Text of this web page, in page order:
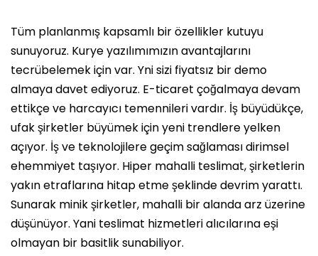
Tüm planlanmış kapsamlı bir özellikler kutuyu
sunuyoruz. Kurye yazılımımızın avantajlarını
tecrübelemek için var. Yni sizi fiyatsız bir demo
almaya davet ediyoruz. E-ticaret çoğalmaya devam
ettikçe ve harcayıcı temennileri vardır. İş büyüdükçe,
ufak şirketler büyümek için yeni trendlere yelken
açıyor. İş ve teknolojilere geçim sağlaması dirimsel
ehemmiyet taşıyor. Hiper mahalli teslimat, şirketlerin
yakın etraflarına hitap etme şeklinde devrim yarattı.
Sunarak minik şirketler, mahalli bir alanda arz üzerine
düşünüyor. Yani teslimat hizmetleri alıcılarına eşi
olmayan bir basitlik sunabiliyor.